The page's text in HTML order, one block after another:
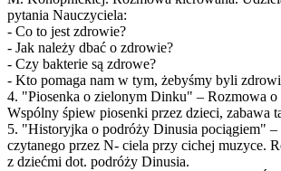
pytania Nauczyciela:
- Co to jest zdrowie?
- Jak należy dbać o zdrowie?
- Czy bakterie są zdrowe?
- Kto pomaga nam w tym, żebyśmy byli
4. "Piosenka o zielonym Dinku" – Rozmowa
Wspólny śpiew piosenki przez dzieci, zabawa
5. "Historyjka o podróży Dinusia pociągiem" –
czytanego przez N- ciela przy cichej muzyce.
z dziećmi dot. podróży Dinusia.